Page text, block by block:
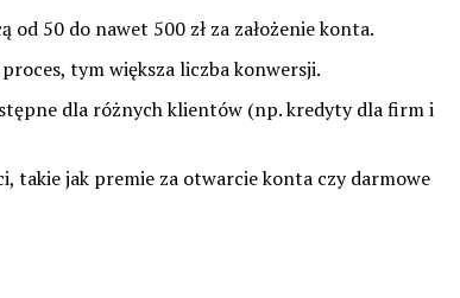
od 50 do nawet 500 zł za założenie konta.
tym większa liczba konwersji.
dla różnych klientów (np. kredyty dla firm i
takie jak premie za otwarcie konta czy darmowe